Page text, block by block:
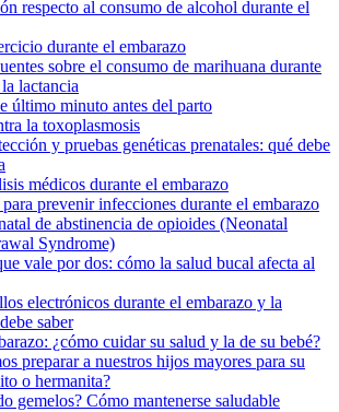
respecto al consumo de alcohol durante el
durante el embarazo
sobre el consumo de marihuana durante
lactancia
último minuto antes del parto
la toxoplasmosis
y pruebas genéticas prenatales: qué debe
médicos durante el embarazo
para prevenir infecciones durante el embarazo
de abstinencia de opioides (Neonatal
Syndrome)
vale por dos: cómo la salud bucal afecta al
electrónicos durante el embarazo y la
saber
¿cómo cuidar su salud y la de su bebé?
preparar a nuestros hijos mayores para su
o hermanita?
gemelos? Cómo mantenerse saludable